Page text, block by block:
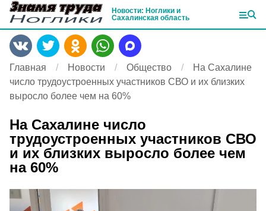
Новости: Ноглики и
Сахалинская область
Главная Новости Общество
На Сахалине
число трудоустроенных участников СВО и их близких
выросло более чем на 60%
На Сахалине число
трудоустроенных участников СВО
и их близких выросло более чем
на 60%